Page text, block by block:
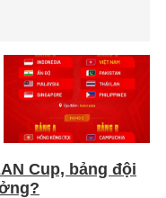
Cup, bảng đội